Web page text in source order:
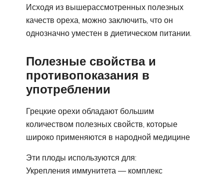
Исходя из вышерассмотренных полезных
качеств ореха, можно заключить, что он
однозначно уместен в диетическом питании.
Полезные свойства и
противопоказания в
употреблении
Грецкие орехи обладают большим
количеством полезных свойств, которые
широко применяются в народной медицине
Эти плоды используются для:
Укрепления иммунитета — комплекс